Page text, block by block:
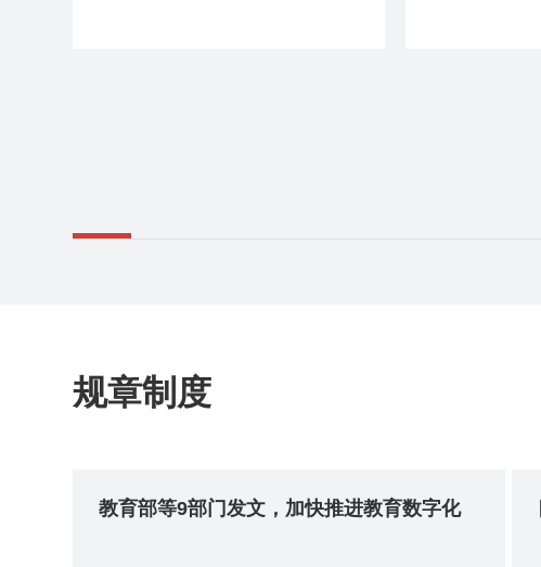
规章制度
教育部等9部门发文，加快推进教育数字化